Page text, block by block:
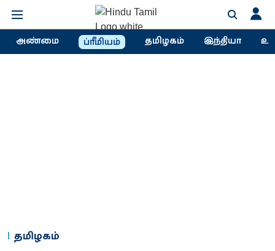
அண்மை ப்ரீமியம் தமிழகம் இந்தியா
தமிழகம்